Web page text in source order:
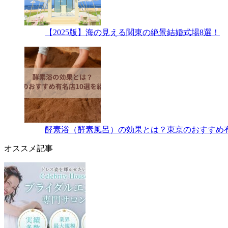
【2025版】海の見える関東の絶景結婚式場8選！
酵素浴（酵素風呂）の効果とは？東京のおすすめ
オススメ記事